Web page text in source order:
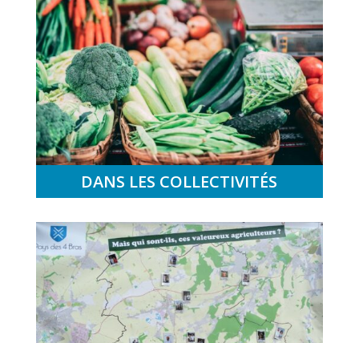
DANS LES COLLECTIVITÉS